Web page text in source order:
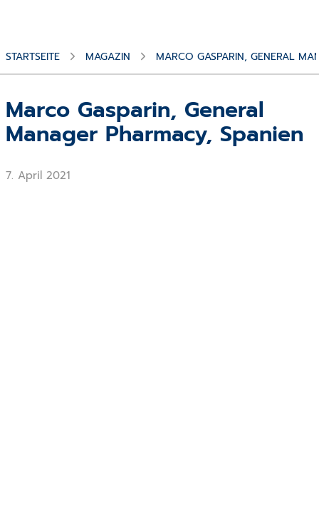
STARTSEITE MAGAZIN MARCO GASPARIN, GENERAL
Marco Gasparin, General
Manager Pharmacy, Spanien
7. April 2021